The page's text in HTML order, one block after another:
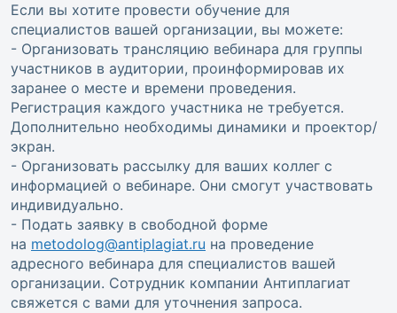
Если вы хотите провести обучение для
специалистов вашей организации, вы можете:
- Организовать трансляцию вебинара для группы
участников в аудитории, проинформировав их
заранее о месте и времени проведения.
Регистрация каждого участника не требуется.
Дополнительно необходимы динамики и проектор/
экран.
- Организовать рассылку для ваших коллег с
информацией о вебинаре. Они смогут участвовать
индивидуально.
- Подать заявку в свободной форме
на metodolog@antiplagiat.ru на проведение
адресного вебинара для специалистов вашей
организации. Сотрудник компании Антиплагиат
свяжется с вами для уточнения запроса.